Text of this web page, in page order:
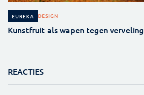
EUREKA DESIGN
Kunstfruit als wapen tegen verveling
REACTIES